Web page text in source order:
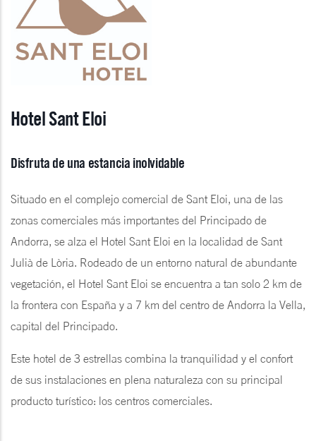
Hotel Sant Eloi
Disfruta de una estancia inolvidable
Situado en el complejo comercial de Sant Eloi, una de las
zonas comerciales más importantes del Principado de
Andorra, se alza el Hotel Sant Eloi en la localidad de Sant
Julià de Lòria. Rodeado de un entorno natural de abundante
vegetación, el Hotel Sant Eloi se encuentra a tan solo 2 km de
la frontera con España y a 7 km del centro de Andorra la Vella,
capital del Principado.
Este hotel de 3 estrellas combina la tranquilidad y el confort
de sus instalaciones en plena naturaleza con su principal
producto turístico: los centros comerciales.